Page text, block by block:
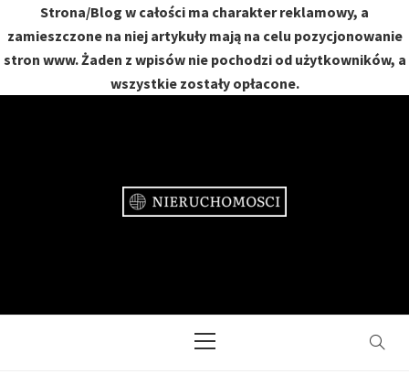
Strona/Blog w całości ma charakter reklamowy, a
zamieszczone na niej artykuły mają na celu pozycjonowanie
stron www. Żaden z wpisów nie pochodzi od użytkowników, a
wszystkie zostały opłacone.
Menu